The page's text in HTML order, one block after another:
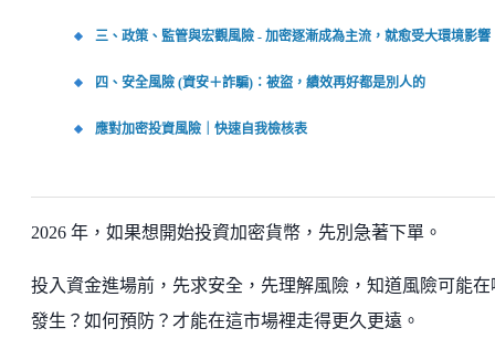
三、政策、監管與宏觀風險 - 加密逐漸成為主流，就愈受大環境影響
四、安全風險 (資安＋詐騙)：被盜，績效再好都是別人的
應對加密投資風險｜快速自我檢核表
2026 年，如果想開始投資加密貨幣，先別急著下單。
投入資金進場前，先求安全，先理解風險，知道風險可能在
發生？如何預防？才能在這市場裡走得更久更遠。